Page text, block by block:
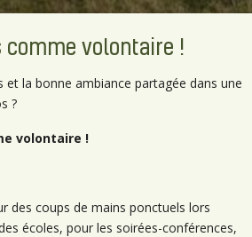
comme volontaire !
et la bonne ambiance partagée dans une
?
volontaire !
des coups de mains ponctuels lors
écoles, pour les soirées-conférences,